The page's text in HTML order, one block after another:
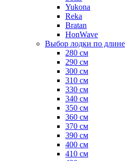
Yukona
Reka
Bratan
HonWave
Выбор лодки по длине
280 см
290 см
300 см
310 см
330 см
340 см
350 см
360 см
370 см
390 см
400 см
410 см